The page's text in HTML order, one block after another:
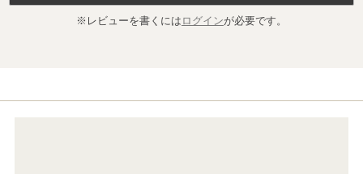
※レビューを書くには ログインが必要です。